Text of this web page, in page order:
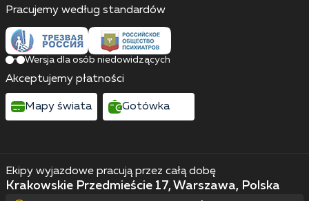
Ekipy wyjazdowe pracują przez całą dobę
Krakowskie Przedmieście 17, Warszawa, Polska
Pracujemy według standardów
Wersja dla osób niedowidzących
Akceptujemy płatności
Mapy świata Gotówka